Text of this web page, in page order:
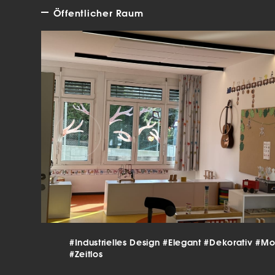
Öffentlicher Raum
#Industrielles Design#Elegant#Dekorativ
#Zeitlos
die
Ihre